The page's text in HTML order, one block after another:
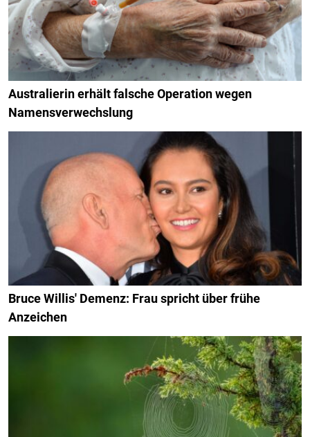
Australierin erhält falsche Operation wegen
Namensverwechslung
Bruce Willis' Demenz: Frau spricht über frühe
Anzeichen